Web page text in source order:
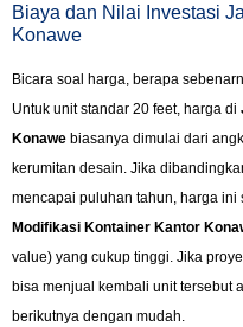
Biaya dan Nilai Investasi
Konawe
Bicara soal harga, berapa
Untuk unit standar 20 feet, harga di
Konawe biasanya dimulai dari
kerumitan desain. Jika
mencapai puluhan tahun, harga ini
Modifikasi Kontainer Kantor
value) yang cukup tinggi. Jika
bisa menjual kembali unit tersebut
berikutnya dengan mudah.